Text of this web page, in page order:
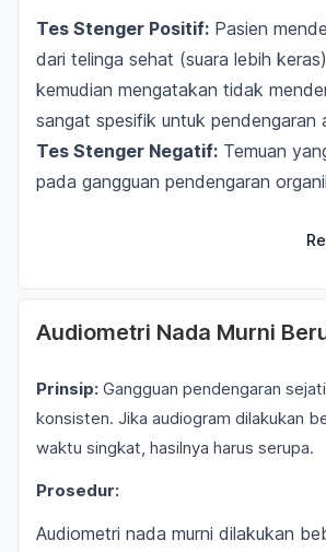
Tes Stenger Positif: Pasien
dari telinga sehat (suara lebih
kemudian mengatakan tidak
sangat spesifik untuk pendengaran
Tes Stenger Negatif: Temuan
pada gangguan pendengaran
Audiometri Nada Murni
Prinsip: Gangguan pendengaran
konsisten. Jika audiogram dilakukan
waktu singkat, hasilnya harus serupa.
Prosedur:
Audiometri nada murni dilakukan